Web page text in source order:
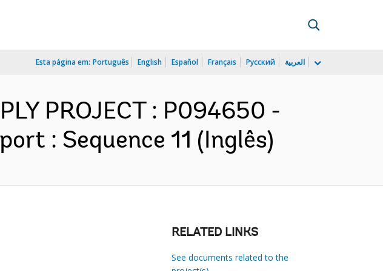
Esta página em: Português English Español Français Русский العربية
PROJECT : P094650 -
: Sequence 11 (Inglês)
RELATED LINKS
See documents related to the